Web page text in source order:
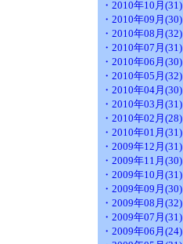
・2010年10月(31)
・2010年09月(30)
・2010年08月(32)
・2010年07月(31)
・2010年06月(30)
・2010年05月(32)
・2010年04月(30)
・2010年03月(31)
・2010年02月(28)
・2010年01月(31)
・2009年12月(31)
・2009年11月(30)
・2009年10月(31)
・2009年09月(30)
・2009年08月(32)
・2009年07月(31)
・2009年06月(24)